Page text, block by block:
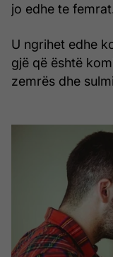
jo edhe te
U ngrihet edhe
gjë që është
zemrës dhe